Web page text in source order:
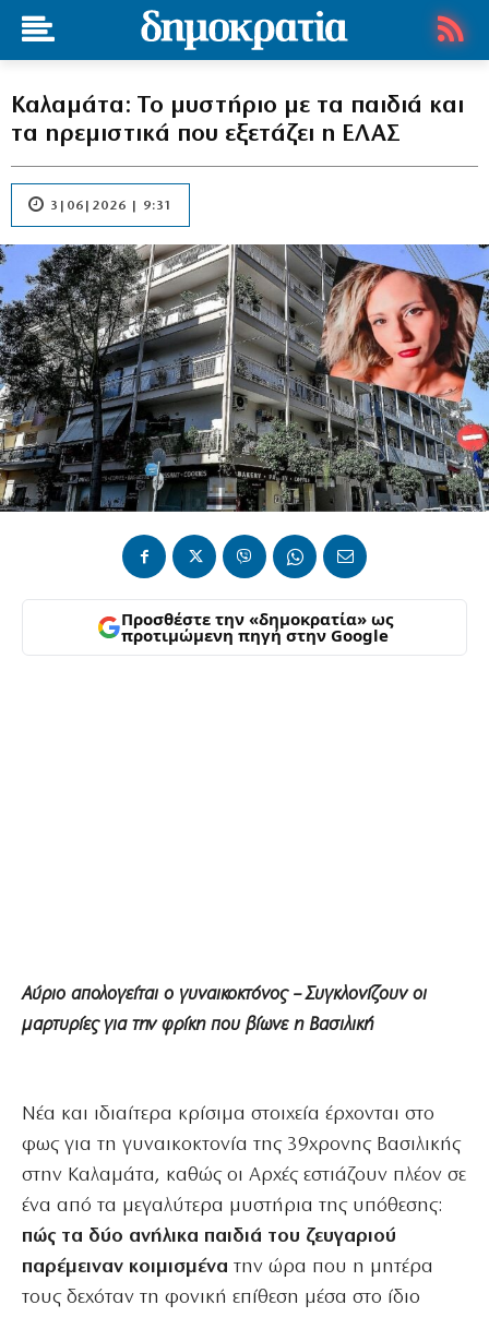
Καλαμάτα: Το μυστήριο με τα παιδιά και
τα ηρεμιστικά που εξετάζει η ΕΛΑΣ
3|06|2026 | 9:31
Προσθέστε την «δημοκρατία» ως
προτιμώμενη πηγή στην Google
Αύριο απολογείται ο γυναικοκτόνος – Συγκλονίζουν οι
μαρτυρίες για την φρίκη που βίωνε η Βασιλική
Νέα και ιδιαίτερα κρίσιμα στοιχεία έρχονται στο
φως για τη γυναικοκτονία της 39χρονης Βασιλικής
στην Καλαμάτα, καθώς οι Αρχές εστιάζουν πλέον σε
ένα από τα μεγαλύτερα μυστήρια της υπόθεσης:
πώς τα δύο ανήλικα παιδιά του ζευγαριού
παρέμειναν κοιμισμένα την ώρα που η μητέρα
τους δεχόταν τη φονική επίθεση μέσα στο ίδιο